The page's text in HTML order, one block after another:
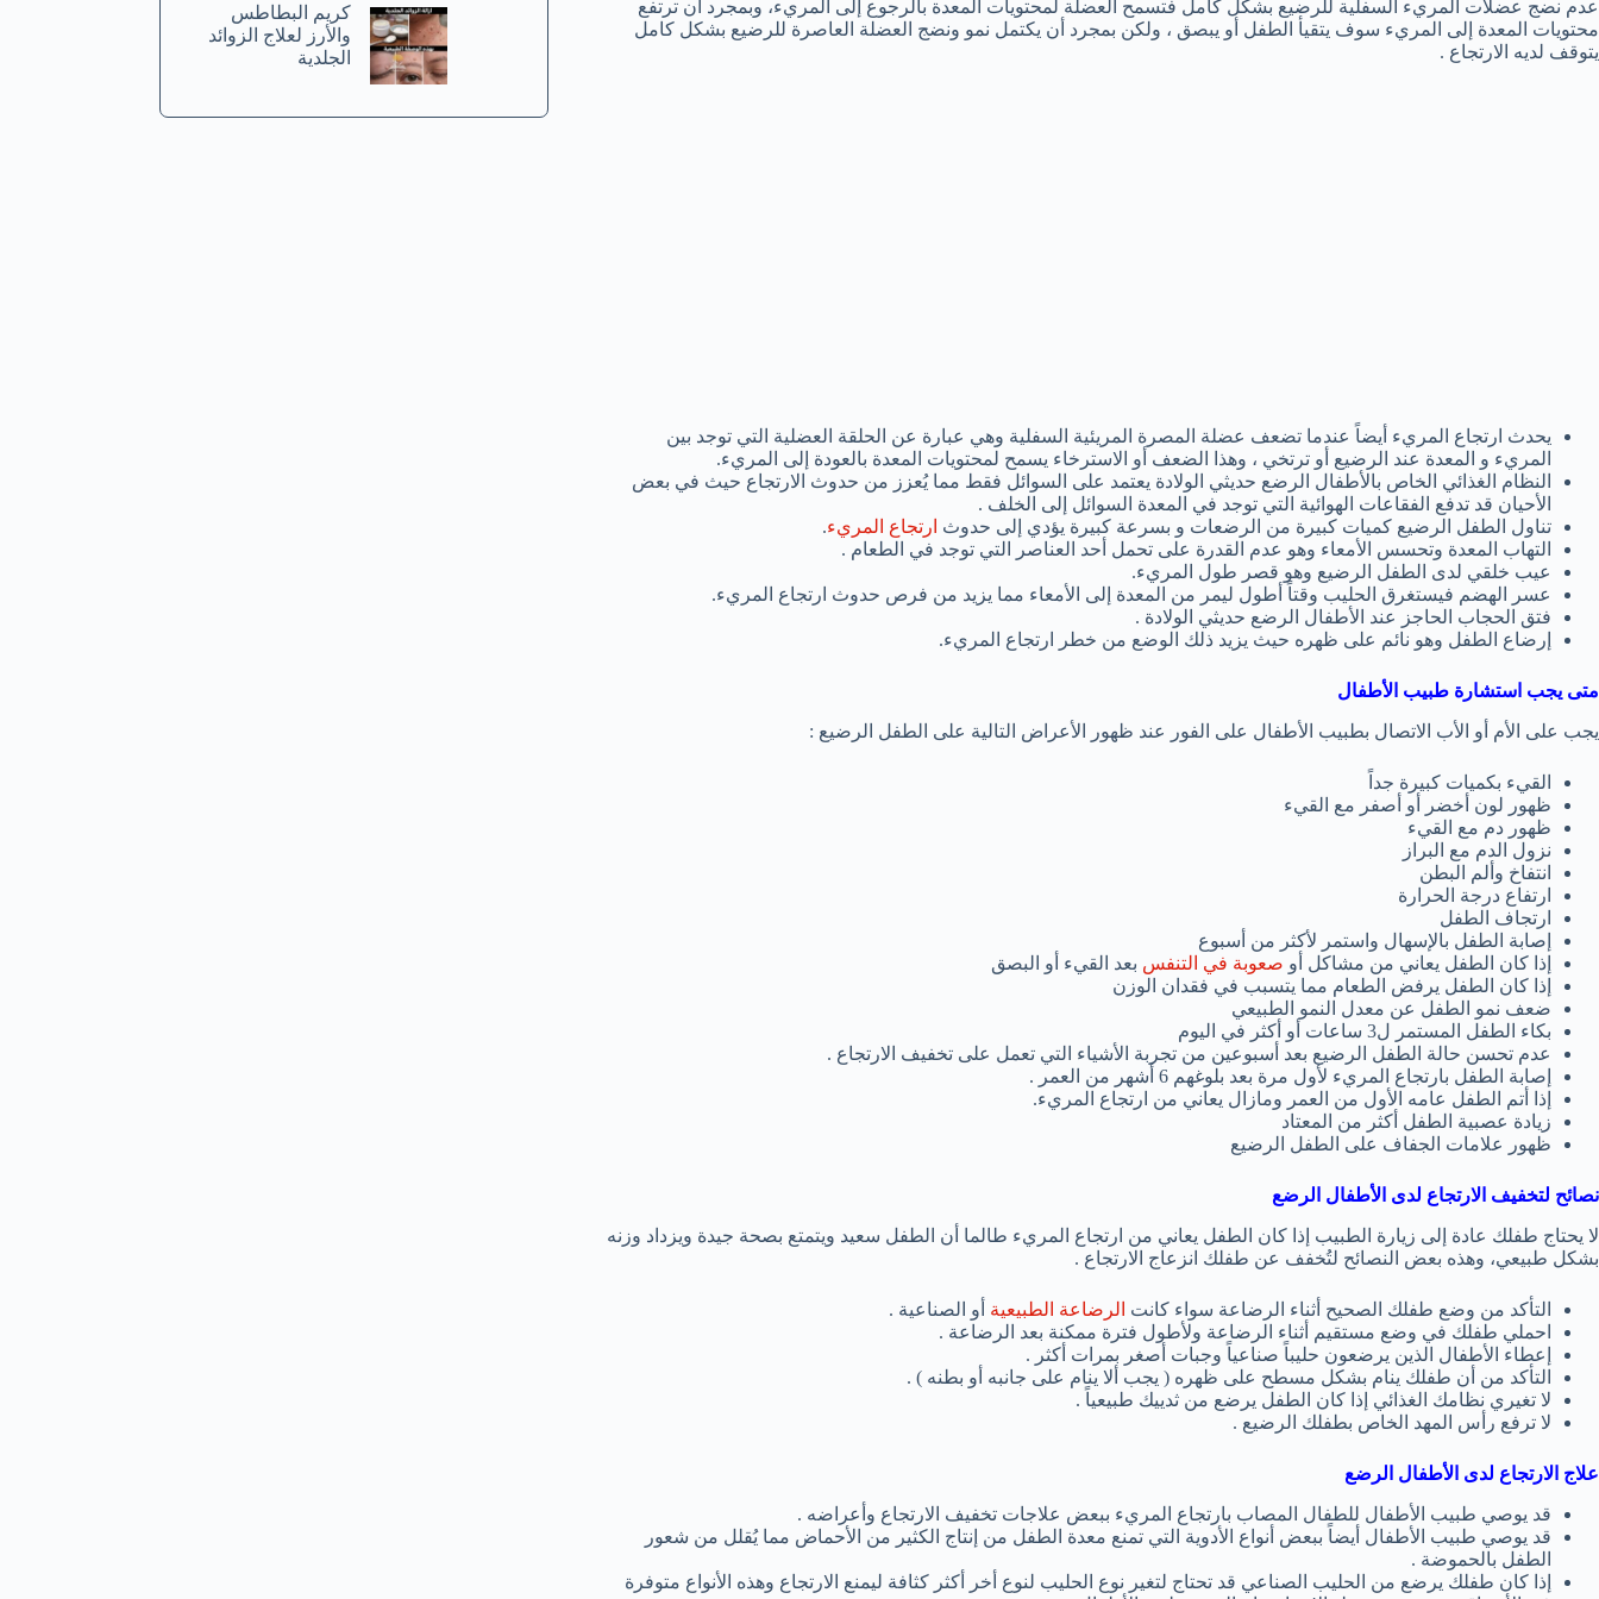
عدم نضج عضلات المريء السفلية للرضيع بشكل كامل فتسمح العضلة لمحتويات المعدة بالرجوع إلى المريء، وبمجرد أن ترتفع
محتويات المعدة إلى المريء سوف يتقيأ الطفل أو يبصق ، ولكن بمجرد أن يكتمل نمو ونضج العضلة العاصرة للرضيع بشكل كامل
يتوقف لديه الارتجاع .
يحدث ارتجاع المريء أيضاً عندما تضعف عضلة المصرة المريئية السفلية وهي عبارة عن الحلقة العضلية التي توجد بين
المريء و المعدة عند الرضيع أو ترتخي ، وهذا الضعف أو الاسترخاء يسمح لمحتويات المعدة بالعودة إلى المريء.
النظام الغذائي الخاص بالأطفال الرضع حديثي الولادة يعتمد على السوائل فقط مما يُعزز من حدوث الارتجاع حيث في بعض
الأحيان قد تدفع الفقاعات الهوائية التي توجد في المعدة السوائل إلى الخلف .
تناول الطفل الرضيع كميات كبيرة من الرضعات و بسرعة كبيرة يؤدي إلى حدوث ارتجاع المريء.
التهاب المعدة وتحسس الأمعاء وهو عدم القدرة على تحمل أحد العناصر التي توجد في الطعام .
عيب خلقي لدى الطفل الرضيع وهو قصر طول المريء.
عسر الهضم فيستغرق الحليب وقتاً أطول ليمر من المعدة إلى الأمعاء مما يزيد من فرص حدوث ارتجاع المريء.
فتق الحجاب الحاجز عند الأطفال الرضع حديثي الولادة .
إرضاع الطفل وهو نائم على ظهره حيث يزيد ذلك الوضع من خطر ارتجاع المريء.
متى يجب استشارة طبيب الأطفال
يجب على الأم أو الأب الاتصال بطبيب الأطفال على الفور عند ظهور الأعراض التالية على الطفل الرضيع :
القيء بكميات كبيرة جداً
ظهور لون أخضر أو أصفر مع القيء
ظهور دم مع القيء
نزول الدم مع البراز
انتفاخ وألم البطن
ارتفاع درجة الحرارة
ارتجاف الطفل
إصابة الطفل بالإسهال واستمر لأكثر من أسبوع
إذا كان الطفل يعاني من مشاكل أو صعوبة في التنفس بعد القيء أو البصق
إذا كان الطفل يرفض الطعام مما يتسبب في فقدان الوزن
ضعف نمو الطفل عن معدل النمو الطبيعي
بكاء الطفل المستمر ل3 ساعات أو أكثر في اليوم
عدم تحسن حالة الطفل الرضيع بعد أسبوعين من تجربة الأشياء التي تعمل على تخفيف الارتجاع .
إصابة الطفل بارتجاع المريء لأول مرة بعد بلوغهم 6 أشهر من العمر .
إذا أتم الطفل عامه الأول من العمر ومازال يعاني من ارتجاع المريء.
زيادة عصبية الطفل أكثر من المعتاد
ظهور علامات الجفاف على الطفل الرضيع
نصائح لتخفيف الارتجاع لدى الأطفال الرضع
لا يحتاج طفلك عادة إلى زيارة الطبيب إذا كان الطفل يعاني من ارتجاع المريء طالما أن الطفل سعيد ويتمتع بصحة جيدة ويزداد وزنه
بشكل طبيعي، وهذه بعض النصائح لتُخفف عن طفلك انزعاج الارتجاع .
التأكد من وضع طفلك الصحيح أثناء الرضاعة سواء كانت الرضاعة الطبيعية أو الصناعية .
احملي طفلك في وضع مستقيم أثناء الرضاعة ولأطول فترة ممكنة بعد الرضاعة .
إعطاء الأطفال الذين يرضعون حليباً صناعياً وجبات أصغر بمرات أكثر .
التأكد من أن طفلك ينام بشكل مسطح على ظهره ( يجب ألا ينام على جانبه أو بطنه ) .
لا تغيري نظامك الغذائي إذا كان الطفل يرضع من ثدييك طبيعياً .
لا ترفع رأس المهد الخاص بطفلك الرضيع .
علاج الارتجاع لدى الأطفال الرضع
قد يوصي طبيب الأطفال للطفال المصاب بارتجاع المريء ببعض علاجات تخفيف الارتجاع وأعراضه .
قد يوصي طبيب الأطفال أيضاً ببعض أنواع الأدوية التي تمنع معدة الطفل من إنتاج الكثير من الأحماض مما يُقلل من شعور
الطفل بالحموضة .
إذا كان طفلك يرضع من الحليب الصناعي قد تحتاج لتغير نوع الحليب لنوع أخر أكثر كثافة ليمنع الارتجاع وهذه الأنواع متوفرة
كريم البطاطس
والأرز لعلاج الزوائد
الجلدية